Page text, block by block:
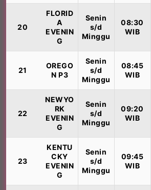
20
FLORID
A
EVENIN
G
Senin
s/d
Minggu
08:30
WIB
21
OREGO
N P3
Senin
s/d
Minggu
08:45
WIB
22
NEWYO
RK
EVENIN
G
Senin
s/d
Minggu
09:20
WIB
23
KENTU
CKY
EVENIN
G
Senin
s/d
Minggu
09:45
WIB